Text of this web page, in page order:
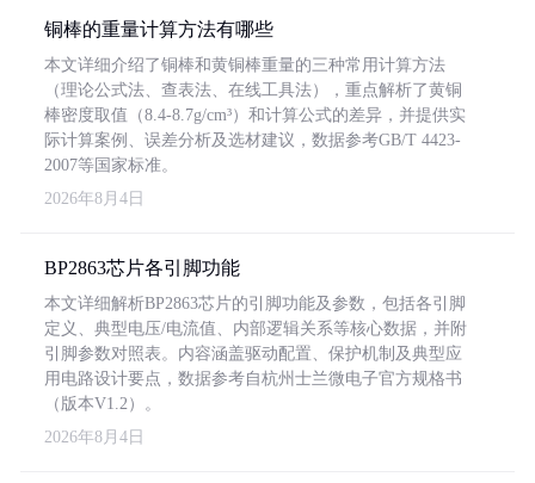
铜棒的重量计算方法有哪些
本文详细介绍了铜棒和黄铜棒重量的三种常用计算方法
（理论公式法、查表法、在线工具法），重点解析了黄铜
棒密度取值（8.4-8.7g/cm³）和计算公式的差异，并提供实
际计算案例、误差分析及选材建议，数据参考GB/T 4423-
2007等国家标准。
2026年8月4日
BP2863芯片各引脚功能
本文详细解析BP2863芯片的引脚功能及参数，包括各引脚
定义、典型电压/电流值、内部逻辑关系等核心数据，并附
引脚参数对照表。内容涵盖驱动配置、保护机制及典型应
用电路设计要点，数据参考自杭州士兰微电子官方规格书
（版本V1.2）。
2026年8月4日